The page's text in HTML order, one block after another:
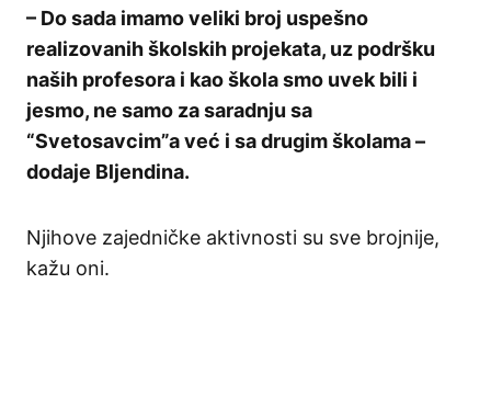
– Do sada imamo veliki broj uspešno
realizovanih školskih projekata, uz podršku
naših profesora i kao škola smo uvek bili i
jesmo, ne samo za saradnju sa
“Svetosavcim”a već i sa drugim školama –
dodaje Bljendina.
Njihove zajedničke aktivnosti su sve brojnije,
kažu oni.